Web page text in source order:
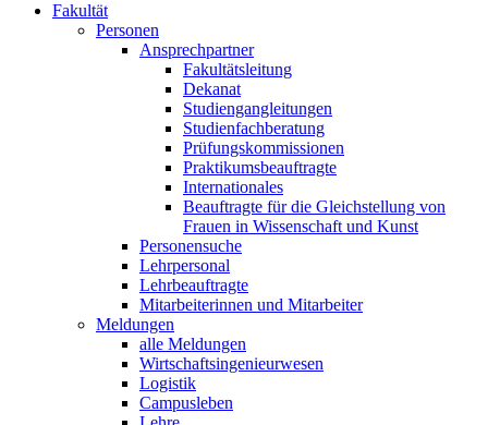
Fakultät
Personen
Ansprechpartner
Fakultätsleitung
Dekanat
Studiengangleitungen
Studienfachberatung
Prüfungskommissionen
Praktikumsbeauftragte
Internationales
Beauftragte für die Gleichstellung von
Frauen in Wissenschaft und Kunst
Personensuche
Lehrpersonal
Lehrbeauftragte
Mitarbeiterinnen und Mitarbeiter
Meldungen
alle Meldungen
Wirtschaftsingenieurwesen
Logistik
Campusleben